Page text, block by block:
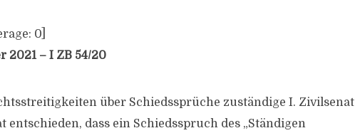
0
2021 – I ZB 54/20
über Schiedssprüche zuständige I. Zivilsenat
entschieden, dass ein Schiedsspruch des „Ständigen